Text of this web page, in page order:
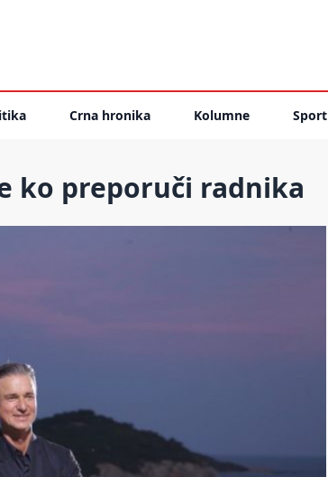
Crna hronika Kolumne Sport
ko preporuči radnika